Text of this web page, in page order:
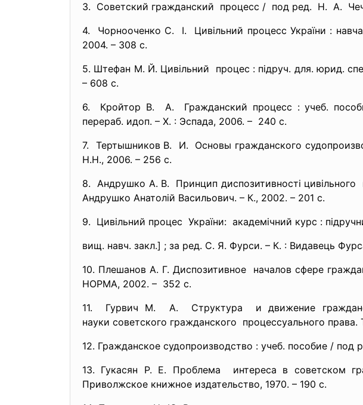
3. Советский гражданский процесс / под ред. Н. А.
4. Чорнооченко С. І. Цивільний процесс України :
2004. – 308 с.
5. Штефан М. Й. Цивільний процес : підруч. для. юрид.
– 608 с.
6. Кройтор В. А. Гражданский процесс : учеб.
перераб. идоп. – Х. : Эспада, 2006. – 240 с.
7. Тертышников В. И. Основы гражданского
Н.Н., 2006. – 256 с.
8. Андрушко А. В. Принцип диспозитивності
Андрушко Анатолій Васильович. – К., 2002. – 201 с.
9. Цивільний процес України: академічний курс :
вищ. навч. закл.] ; за ред. С. Я. Фурси. – К. : Видавець
10. Плешанов А. Г. Диспозитивное началов сфере
НОРМА, 2002. – 352 с.
11. Гурвич М. А. Структура и движение
науки советского гражданского процессуального
12. Гражданское судопроизводство : учеб. пособие /
13. Гукасян Р. Е. Проблема интереса в советском
Приволжское книжное издательство, 1970. – 190 с.